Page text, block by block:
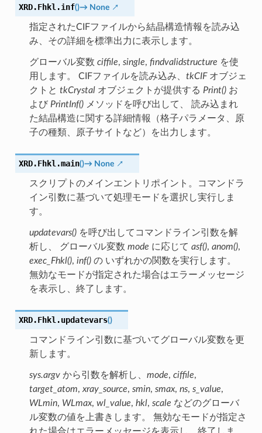
XRD.Fhkl.inf()→ None
指定されたCIFファイルから結晶構造情報を読み込
み、その詳細を標準出力に表示します。
グローバル変数 ciffile, single, findvalidstructure を使
用します。 CIFファイルを読み込み、 tkCIFオブジェ
クトと tkCrystalオブジェクトが提供する Print()お
よび PrintInf()メソッドを呼び出して、 読み込まれ
た結晶構造に関する詳細情報（格子パラメータ、原
子の種類、原子サイトなど）を出力します。
XRD.Fhkl.main()→ None
スクリプトのメインエントリポイント。コマンドラ
イン引数に基づいて処理モードを選択し実行しま
す。
updatevars()を呼び出してコマンドライン引数を解
析し、 グローバル変数 mode に応じて asf(), anom(),
exec_Fhkl(), inf()の いずれかの関数を実行します。
無効なモードが指定された場合はエラーメッセージ
を表示し、終了します。
XRD.Fhkl.updatevars()
コマンドライン引数に基づいてグローバル変数を更
新します。
sys.argvから引数を解析し、 mode, ciffile,
target_atom, xray_source, smin, smax, ns, s_value,
WLmin, WLmax, wl_value, hkl, scale などのグローバ
ル変数の値を上書きします。 無効なモードが指定さ